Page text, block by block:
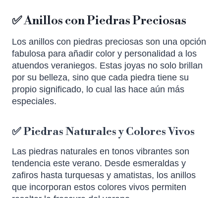
✅ Anillos con Piedras Preciosas
Los anillos con piedras preciosas son una opción
fabulosa para añadir color y personalidad a los
atuendos veraniegos. Estas joyas no solo brillan
por su belleza, sino que cada piedra tiene su
propio significado, lo cual las hace aún más
especiales.
✅ Piedras Naturales y Colores Vivos
Las piedras naturales en tonos vibrantes son
tendencia este verano. Desde esmeraldas y
zafiros hasta turquesas y amatistas, los anillos
que incorporan estos colores vivos permiten